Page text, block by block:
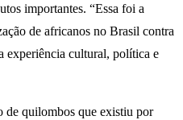
importantes. “Essa foi a
de africanos no Brasil contra
experiência cultural, política e
de quilombos que existiu por